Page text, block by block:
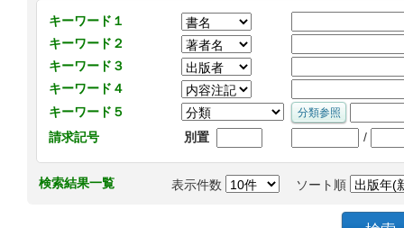
キーワード１
キーワード２
キーワード３
キーワード４
キーワード５
請求記号
別置 /
検索結果一覧 表示件数 ソート順